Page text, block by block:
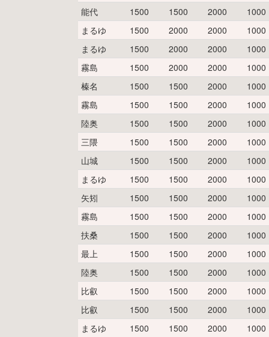
能代
1500 1500 2000
1000
まるゆ
1500 2000 2000
1000
まるゆ
1500 2000 2000
1000
霧島
1500 2000 2000
1000
榛名
1500 1500 2000
1000
霧島
1500 1500 2000
1000
陸奥
1500 1500 2000
1000
三隈
1500 1500 2000
1000
山城
1500 1500 2000
1000
まるゆ
1500 1500 2000
1000
矢矧
1500 1500 2000
1000
霧島
1500 1500 2000
1000
扶桑
1500 1500 2000
1000
最上
1500 1500 2000
1000
陸奥
1500 1500 2000
1000
比叡
1500 1500 2000
1000
比叡
1500 1500 2000
1000
まるゆ
1500 1500 2000 1000